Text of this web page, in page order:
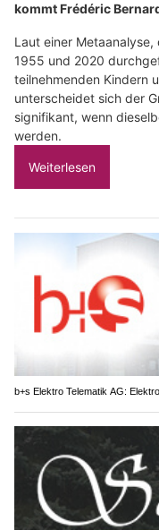
kommt Frédéric
Laut einer
1955 und 2020
teilnehmenden Kindern
unterscheidet sich der
signifikant, wenn
werden.
Weiterlesen
b+s Elektro Telematik AG: